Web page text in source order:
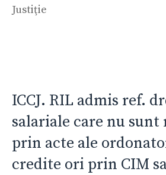
Justiţie
ICCJ. RIL admis ref.
salariale care nu sunt
prin acte ale
credite ori prin CIM